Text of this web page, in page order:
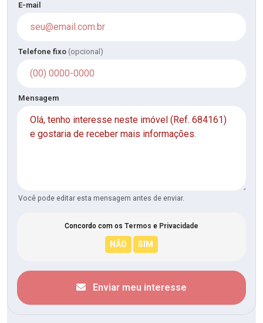
E-mail
Telefone fixo (opcional)
Mensagem
Você pode editar esta mensagem antes de enviar.
Concordo com os Termos e Privacidade
Enviar meu interesse